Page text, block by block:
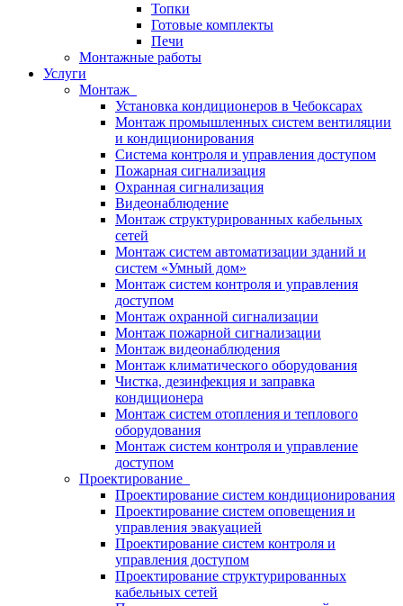
Топки
Готовые комплекты
Печи
Монтажные работы
Услуги
Монтаж
Установка кондиционеров в Чебоксарах
Монтаж промышленных систем вентиляции
и кондиционирования
Система контроля и управления доступом
Пожарная сигнализация
Охранная сигнализация
Видеонаблюдение
Монтаж структурированных кабельных
сетей
Монтаж систем автоматизации зданий и
систем «Умный дом»
Монтаж систем контроля и управления
доступом
Монтаж охранной сигнализации
Монтаж пожарной сигнализации
Монтаж видеонаблюдения
Монтаж климатического оборудования
Чистка, дезинфекция и заправка
кондиционера
Монтаж систем отопления и теплового
оборудования
Монтаж систем контроля и управление
доступом
Проектирование
Проектирование систем кондиционирования
Проектирование систем оповещения и
управления эвакуацией
Проектирование систем контроля и
управления доступом
Проектирование структурированных
кабельных сетей